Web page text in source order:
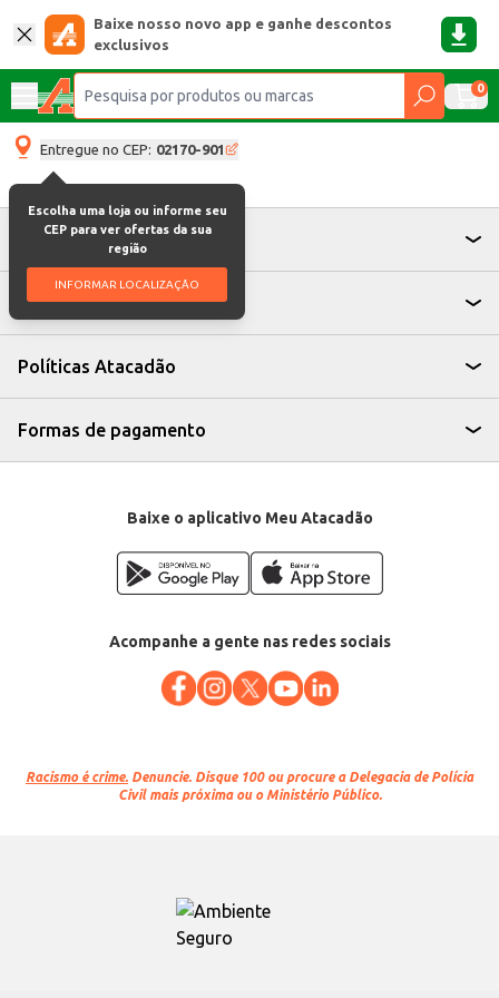
Baixe nosso novo app e ganhe descontos
exclusivos
0
Entregue no CEP: 02170-901
Escolha uma loja ou informe seu
CEP para ver ofertas da sua
região
INFORMAR LOCALIZAÇÃO
Atendimento
Institucional
Políticas Atacadão
Formas de pagamento
Baixe o aplicativo Meu Atacadão
Acompanhe a gente nas redes sociais
Racismo é crime. Denuncie. Disque 100 ou procure a Delegacia de Polícia
Civil mais próxima ou o Ministério Público.